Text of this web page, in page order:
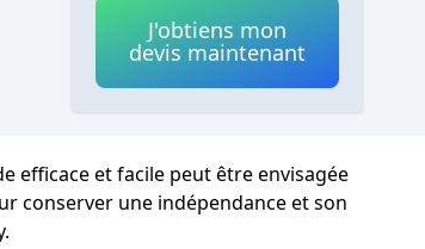
J'obtiens mon
devis maintenant
efficace et facile peut être envisagée
conserver une indépendance et son